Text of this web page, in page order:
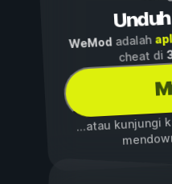
WeModadalah
cheat di
...atau kunjungi